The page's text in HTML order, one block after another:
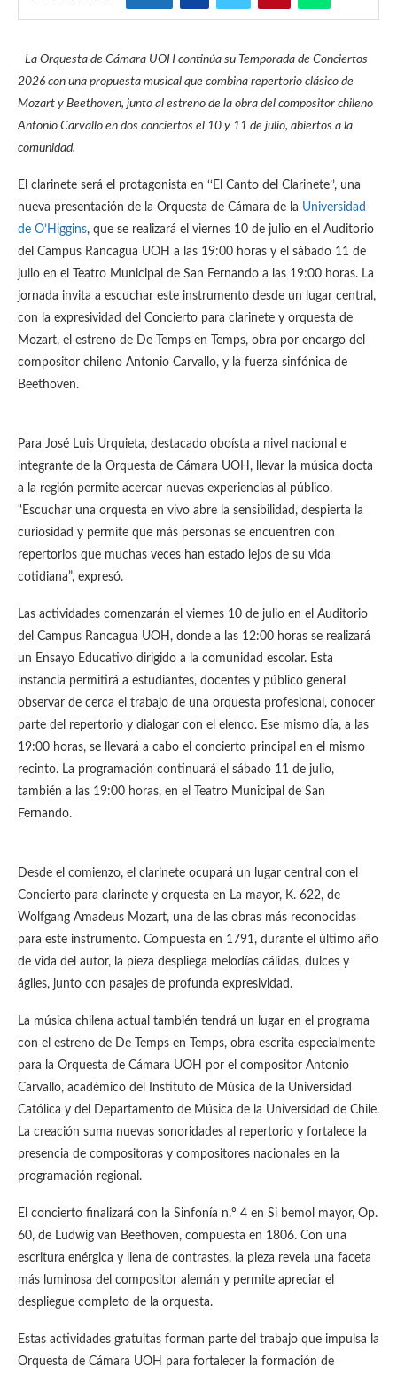
La Orquesta de Cámara UOH continúa su Temporada de Conciertos
2026 con una propuesta musical que combina repertorio clásico de
Mozart y Beethoven, junto al estreno de la obra del compositor chileno
Antonio Carvallo en dos conciertos el 10 y 11 de julio, abiertos a la
comunidad.
El clarinete será el protagonista en ‘‘El Canto del Clarinete’’, una
nueva presentación de la Orquesta de Cámara de la Universidad
de O’Higgins, que se realizará el viernes 10 de julio en el Auditorio
del Campus Rancagua UOH a las 19:00 horas y el sábado 11 de
julio en el Teatro Municipal de San Fernando a las 19:00 horas. La
jornada invita a escuchar este instrumento desde un lugar central,
con la expresividad del Concierto para clarinete y orquesta de
Mozart, el estreno de De Temps en Temps, obra por encargo del
compositor chileno Antonio Carvallo, y la fuerza sinfónica de
Beethoven.
Para José Luis Urquieta, destacado oboísta a nivel nacional e
integrante de la Orquesta de Cámara UOH, llevar la música docta
a la región permite acercar nuevas experiencias al público.
“Escuchar una orquesta en vivo abre la sensibilidad, despierta la
curiosidad y permite que más personas se encuentren con
repertorios que muchas veces han estado lejos de su vida
cotidiana”, expresó.
Las actividades comenzarán el viernes 10 de julio en el Auditorio
del Campus Rancagua UOH, donde a las 12:00 horas se realizará
un Ensayo Educativo dirigido a la comunidad escolar. Esta
instancia permitirá a estudiantes, docentes y público general
observar de cerca el trabajo de una orquesta profesional, conocer
parte del repertorio y dialogar con el elenco. Ese mismo día, a las
19:00 horas, se llevará a cabo el concierto principal en el mismo
recinto. La programación continuará el sábado 11 de julio,
también a las 19:00 horas, en el Teatro Municipal de San
Fernando.
Desde el comienzo, el clarinete ocupará un lugar central con el
Concierto para clarinete y orquesta en La mayor, K. 622, de
Wolfgang Amadeus Mozart, una de las obras más reconocidas
para este instrumento. Compuesta en 1791, durante el último año
de vida del autor, la pieza despliega melodías cálidas, dulces y
ágiles, junto con pasajes de profunda expresividad.
La música chilena actual también tendrá un lugar en el programa
con el estreno de De Temps en Temps, obra escrita especialmente
para la Orquesta de Cámara UOH por el compositor Antonio
Carvallo, académico del Instituto de Música de la Universidad
Católica y del Departamento de Música de la Universidad de Chile.
La creación suma nuevas sonoridades al repertorio y fortalece la
presencia de compositoras y compositores nacionales en la
programación regional.
El concierto finalizará con la Sinfonía n.º 4 en Si bemol mayor, Op.
60, de Ludwig van Beethoven, compuesta en 1806. Con una
escritura enérgica y llena de contrastes, la pieza revela una faceta
más luminosa del compositor alemán y permite apreciar el
despliegue completo de la orquesta.
Estas actividades gratuitas forman parte del trabajo que impulsa la
Orquesta de Cámara UOH para fortalecer la formación de